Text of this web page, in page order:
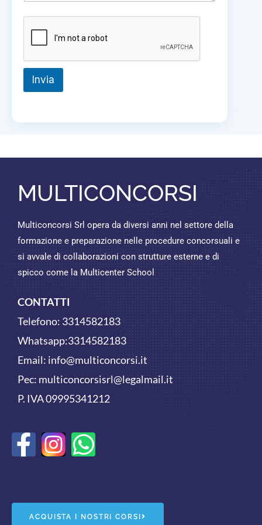
Invia
MULTICONCORSI
Multiconcorsi Srl opera da diversi anni nel settore della
formazione e preparazione nelle procedure concorsuali e
si avvale di collaborazioni con strutture esterne e di
spicco come la Multicenter School
CONTATTI
Telefono: 3314582183
Whatsapp:3314582183
Email: info@multiconcorsi.it
Pec: multiconcorsisrl@legalmail.it
P. IVA 09995341212
F
e
W
t
ACQUISTA I NOSTRI CORSI